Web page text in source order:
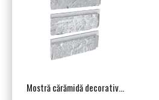
Mostră cărămidă decorativă, interior, gri, Aria Smoke